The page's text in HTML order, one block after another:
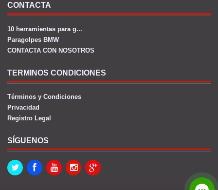
CONTACTA
10 herramientas para g...
Paragolpes BMW
CONTACTA CON NOSOTROS
TERMINOS CONDICIONES
Términos y Condiciones
Privacidad
Registro Legal
SÍGUENOS